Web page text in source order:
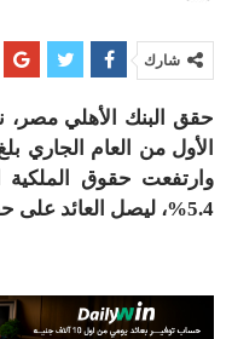
شارك
حقق البنك الأهلي
5.4%، ليصل العائد على حقوق الملكية الى 19.5%